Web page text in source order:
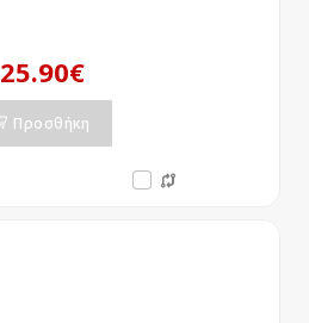
25.90€
Προσθήκη